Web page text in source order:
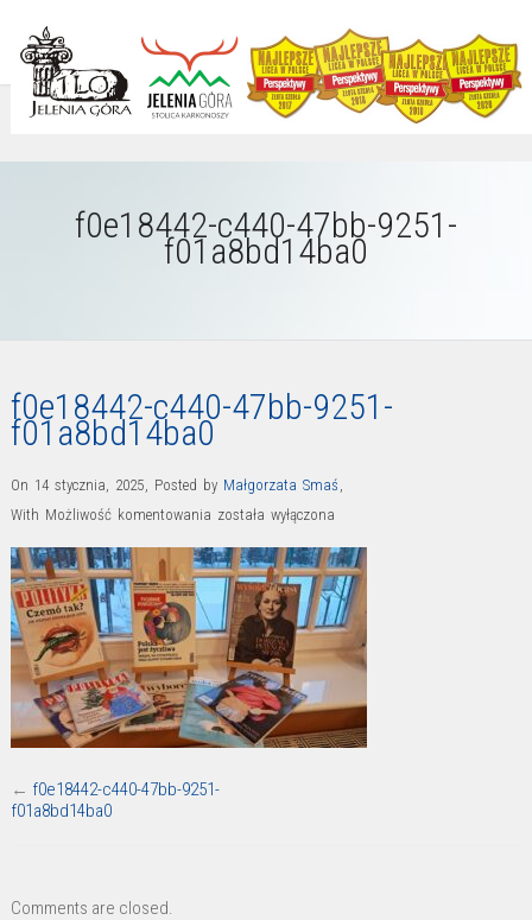
f0e18442-c440-47bb-9251-
f01a8bd14ba0
f0e18442-c440-47bb-9251-
f01a8bd14ba0
On 14 stycznia, 2025, Posted by Małgorzata Smaś ,
With Możliwość komentowania f0e18442-
c440-
47bb-
9251-
f01a8bd14ba0
została wyłączona
← f0e18442-c440-47bb-9251-
f01a8bd14ba0
Comments are closed.